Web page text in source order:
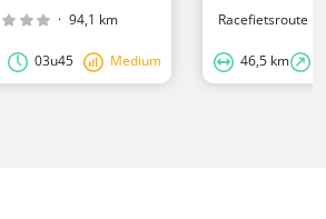
· 94,1 km
03u45 Medium
Racefietsroute
46,5 km